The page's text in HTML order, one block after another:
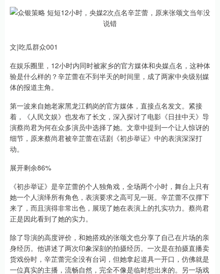
文|吃瓜群众001
在娱乐圈里，12小时内同时被家乡的官方媒体和央媒点名，这种体
验是什么样的？辛芷蕾在不到半天的时间里，成了两家中央级别媒
体的报道主角。
第一波来自她老家黑龙江鹤岗的官方媒体，直接点名发文。紧接
着，《人民文娱》也发布了长文，深入探讨了电影《日挂中天》导
演蔡尚君为何在众多演员中选择了她。文章中提到一个让人惊讶的
细节，原来蔡尚君被辛芷蕾在话剧《初步举证》中的表演深深打
动。
展开剩余86%
《初步举证》是辛芷蕾的个人独角戏，全场两个小时，舞台上只有
她一个人演绎所有角色，表演要求之高可见一斑。辛芷蕾不仅撑下
来了，而且演得非常出色，展现了她在表演上的扎实功力。蔡尚君
正是因此看到了她的实力。
除了导演的高度评价，和她搭戏的张颂文也分享了自己在片场的亲
身经历。他讲述了两次印象深刻的拍摄经历。一次是在拍摄直播卖
货戏份时，辛芷蕾完全没有台词，但她拿起道具一开口，仿佛就是
一位真实的主播，流畅自然，完全不像是临时想出来的。另一场戏